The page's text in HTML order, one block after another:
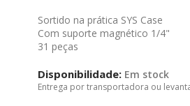
Sortido na prática SYS Case
Com suporte magnético 1/4"
31 peças
Disponibilidade: Em stock
Entrega por transportadora ou